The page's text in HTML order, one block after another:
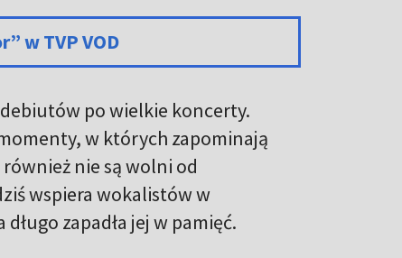
w TVP VOD
po wielkie koncerty.
w których zapominają
nie są wolni od
wspiera wokalistów w
zapadła jej w pamięć.